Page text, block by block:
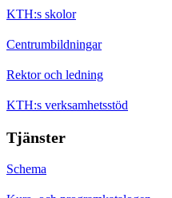
KTH:s skolor
Centrumbildningar
Rektor och ledning
KTH:s verksamhetsstöd
Tjänster
Schema